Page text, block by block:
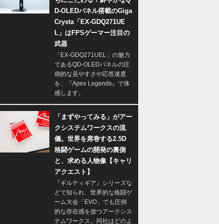
D-OLEDパネル搭載のGiga
Crysta「EX-GDQ271UE
L」はFPSゲーマー注目の
武器
「EX-GDQ271UEL」の魅力
であるQD-OLEDパネルの圧
倒的な見やすさや応答速度
を、『Apex Legends』で体
感します。
「まずやってみる」がアー
クシステムワークスの流
儀。世界を席巻する2.5D
格闘ゲームの開発の裏側
と、求める人物像【キャリ
アクエスト】
『ギルティギア』シリーズな
どで知られ、世界的な格闘ゲ
ーム大会「EVO」でも圧倒
的な存在感を放つアークシス
テムワークス。同社はどのよ